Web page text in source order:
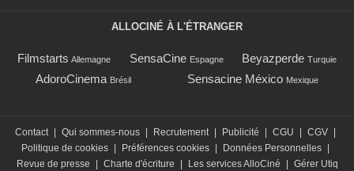
ALLOCINÉ À L'ÉTRANGER
Filmstarts Allemagne SensaCine Espagne Beyazperde Turquie
AdoroCinema Brésil Sensacine México Mexique
Contact Qui sommes-nous Recrutement Publicité CGU CGV
Politique de cookies
Préférences cookies Données Personnelles
Revue de presse
Charte d'écriture Les services AlloCiné
Gérer Utiq